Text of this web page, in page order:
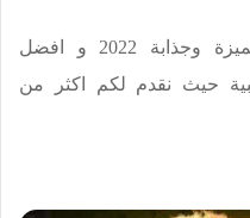
اسماء محلات ورد بالانجليزي مميزة وجذابة 2022 و افضل
حيث نقدم لكم اكثر من